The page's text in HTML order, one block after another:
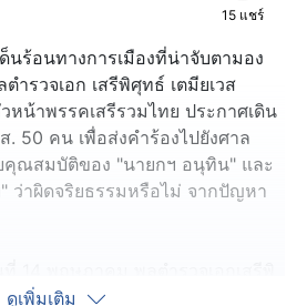
15 แชร์
นร้อนทางการเมืองที่น่าจับตามอง
ำรวจเอก เสรีพิศุทธ์ เตมียเวส
น้าพรรคเสรีรวมไทย ประกาศเดิน
50 คน เพื่อส่งคำร้องไปยังศาล
ณสมบัติของ "นายกฯ อนุทิน" และ
ว่าผิดจริยธรรมหรือไม่ จากปัญหา
มวลชนว่า ได้รวบรวมพยานหลัก
ดูเพิ่มเติม